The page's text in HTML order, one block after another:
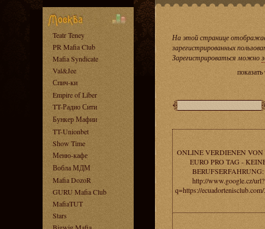
Teatr Teney
PR Mafia Club
Mafia Syndicate
Val&Jee
Спич-ки
Empire of Liber
TT-Радио Сити
Бункер Мафии
TT-Unionbet
Show Time
Меню-кафе
Вобла МДМ
Mafia DozoR
GURU Mafia Club
MafiaTUT
Stars
На этой странице
зарегистрированных
Зарегистрироваться можно
ONLINE VERDIENEN VON
EURO PRO TAG -
BERUFSERFAHRUNG:
http://www.google.cz/url?
q=https://